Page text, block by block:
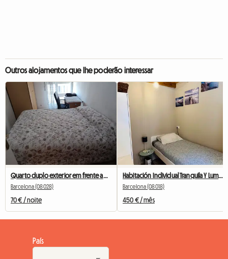
Outros alojamentos que lhe poderão interessar
Quarto duplo exterior em frente ao Camp Nou
Barcelona (08028)
70 € / noite
Habitación Individual Tranquila Y Luminosa
Barcelona (08018)
450 € / mês
País